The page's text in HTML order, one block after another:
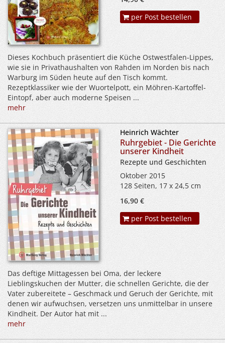
per Post bestellen
Dieses Kochbuch präsentiert die Küche Ostwestfalen-Lippes,
wie sie in Privathaushalten von Rahden im Norden bis nach
Warburg im Süden heute auf den Tisch kommt.
Rezeptklassiker wie der Wuortelpott, ein Möhren-Kartoffel-
Eintopf, aber auch moderne Speisen ...
mehr
Heinrich Wächter
Ruhrgebiet - Die Gerichte
unserer Kindheit
Rezepte und Geschichten
Oktober 2015
128 Seiten, 17 x 24,5 cm
16,90 €
per Post bestellen
Das deftige Mittagessen bei Oma, der leckere
Lieblingskuchen der Mutter, die schnellen Gerichte, die der
Vater zubereitete – Geschmack und Geruch der Gerichte, mit
denen wir aufwuchsen, versetzen uns unmittelbar in unsere
Kindheit. Der Autor hat mit ...
mehr